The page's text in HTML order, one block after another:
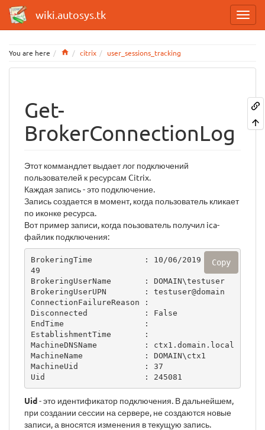
wiki.autosys.tk
You are here Homecitrix user_sessions_tracking
Get-
BrokerConnectionLog
Этот коммандлет выдает лог подключений
пользователей к ресурсам Citrix.
Каждая запись - это подключение.
Запись создается в момент, когда пользователь кликает
по иконке ресурса.
Вот пример записи, когда поьзователь получил ica-
файлик подключения:
BrokeringTime           : 10/06/2019 09:47:
49
BrokeringUserName       : DOMAIN\testuser
BrokeringUserUPN        : testuser@domain
ConnectionFailureReason :
Disconnected            : False
EndTime                 :
EstablishmentTime       :
MachineDNSName          : ctx1.domain.local
MachineName             : DOMAIN\ctx1
MachineUid              : 37
Uid                     : 245081
Copy
Uid- это идентификатор подключения. В дальнейшем,
при создании сессии на сервере, не создаются новые
записи, а вносятся изменения в текущую запись.